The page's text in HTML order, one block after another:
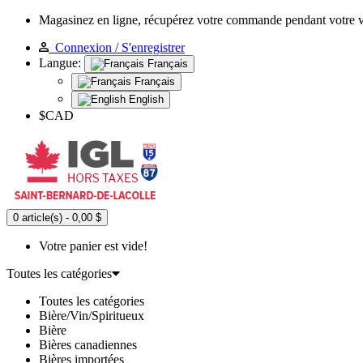
Magasinez en ligne, récupérez votre commande pendant votre
Connexion / S'enregistrer
Langue:
Français
Français
English
$CAD
0 article(s) - 0,00 $
Votre panier est vide!
Toutes les catégories
Toutes les catégories
Bière/Vin/Spiritueux
Bière
Bières canadiennes
Bières importées